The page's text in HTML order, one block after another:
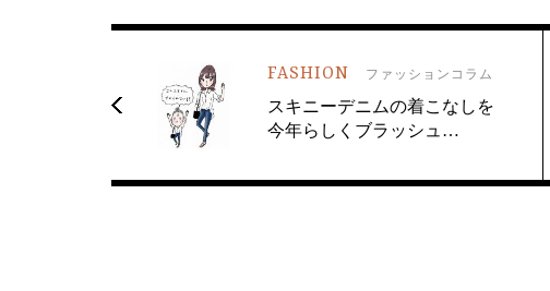
FASHION ファッションコラム
スキニーデニムの着こなしを
今年らしくブラッシュ…